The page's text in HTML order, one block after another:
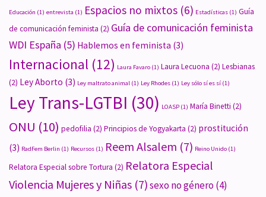
Educación (1) entrevista (1) Espacios no mixtos (6) Estadísticas (1) Guía
de comunicación feminista (2) Guía de comunicación feminista
WDI España (5) Hablemos en feminista (3)
Internacional (12) Laura Favaro (1) Laura Lecuona (2) Lesbianas
(2) Ley Aborto (3) Ley maltrato animal (1) Ley Rhodes (1) Ley sólo sí es sí (1)
Ley Trans-LGTBI (30) LOASP (1) María Binetti (2)
ONU (10) pedofilia (2) Principios de Yogyakarta (2) prostitución
(3) RadFem Berlin (1) Recursos (1) Reem Alsalem (7) Reino Unido (1)
Relatora Especial sobre Tortura (2) Relatora Especial
Violencia Mujeres y Niñas (7)sexo no género(4)